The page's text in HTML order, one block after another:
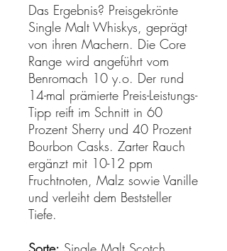
Das Ergebnis? Preisgekrönte
Single Malt Whiskys, geprägt
von ihren Machern. Die Core
Range wird angeführt vom
Benromach 10 y.o. Der rund
14-mal prämierte Preis-Leistungs-
Tipp reift im Schnitt in 60
Prozent Sherry und 40 Prozent
Bourbon Casks. Zarter Rauch
ergänzt mit 10-12 ppm
Fruchtnoten, Malz sowie Vanille
und verleiht dem Beststeller
Tiefe.